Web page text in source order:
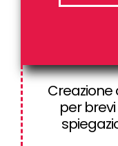
Creazione
per